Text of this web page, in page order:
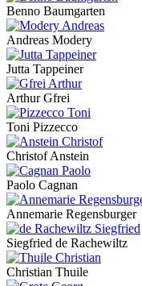
Benno Baumgarten
Andreas Modery
Jutta Tappeiner
Arthur Gfrei
Toni Pizzecco
Christof Anstein
Paolo Cagnan
Annemarie Regensburger
Siegfried de Rachewiltz
Christian Thuile